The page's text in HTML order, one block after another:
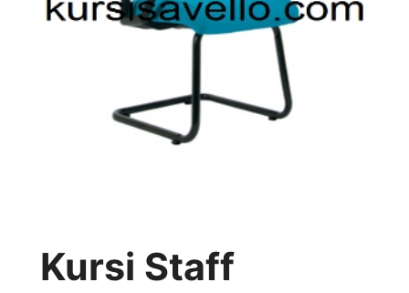
Kursi Staff